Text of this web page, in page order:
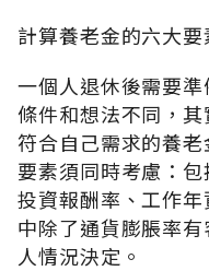
計算養老金的六大要
一個人退休後需要
條件和想法不同，
符合自己需求的養
要素須同時考慮：
投資報酬率、工作
中除了通貨膨脹率
人情況決定。